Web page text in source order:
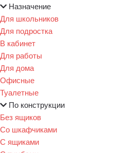
Назначение
Для школьников
Для подростка
В кабинет
Для работы
Для дома
Офисные
Туалетные
По конструкции
Без ящиков
Со шкафчиками
С ящиками